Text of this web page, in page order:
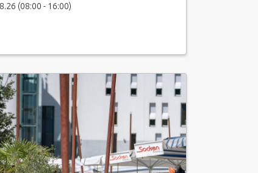
(08:00 - 16:00)